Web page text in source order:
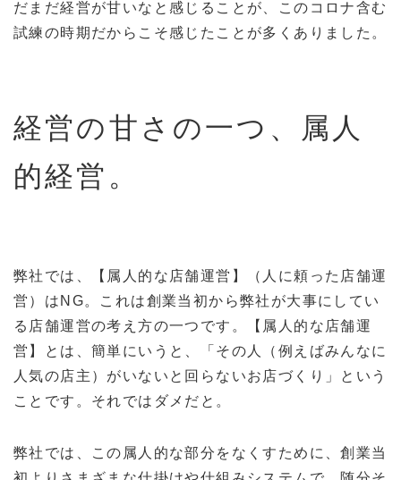
だまだ経営が甘いなと感じることが、このコロナ含む
試練の時期だからこそ感じたことが多くありました。
経営の甘さの一つ、属人
的経営。
弊社では、【属人的な店舗運営】（人に頼った店舗運
営）はNG。これは創業当初から弊社が大事にしてい
る店舗運営の考え方の一つです。【属人的な店舗運
営】とは、簡単にいうと、「その人（例えばみんなに
人気の店主）がいないと回らないお店づくり」という
ことです。それではダメだと。
弊社では、この属人的な部分をなくすために、創業当